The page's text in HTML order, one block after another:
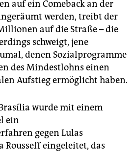
auf ein Comeback an der
werden, treibt der
auf die Straße – die
schweigt, jene
denen Sozialprogramme
des Mindestlohns einen
Aufstieg ermöglicht haben.
wurde mit einem
ein
gegen Lulas
eingeleitet, das